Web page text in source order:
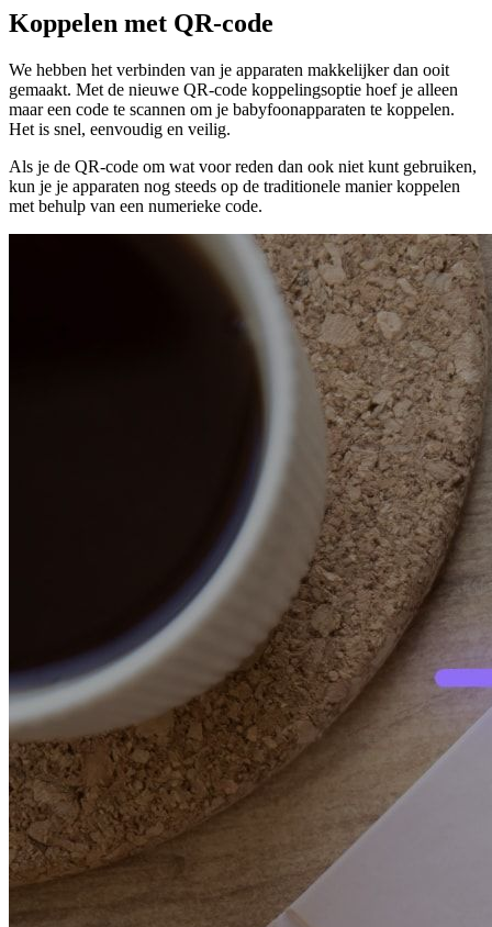
Koppelen met QR-code
We hebben het verbinden van je apparaten makkelijker dan ooit
gemaakt. Met de nieuwe QR-code koppelingsoptie hoef je alleen
maar een code te scannen om je babyfoonapparaten te koppelen.
Het is snel, eenvoudig en veilig.
Als je de QR-code om wat voor reden dan ook niet kunt gebruiken,
kun je je apparaten nog steeds op de traditionele manier koppelen
met behulp van een numerieke code.